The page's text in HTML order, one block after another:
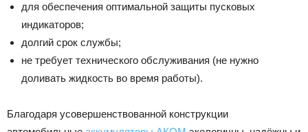
для обеспечения оптимальной защиты пусковых
индикаторов;
долгий срок службы;
не требует технического обслуживания (не нужно
доливать жидкость во время работы).
Благодаря усовершенствованной конструкции